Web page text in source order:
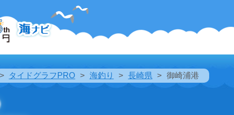
タイドグラフPRO 海釣り 長崎県 御崎浦港